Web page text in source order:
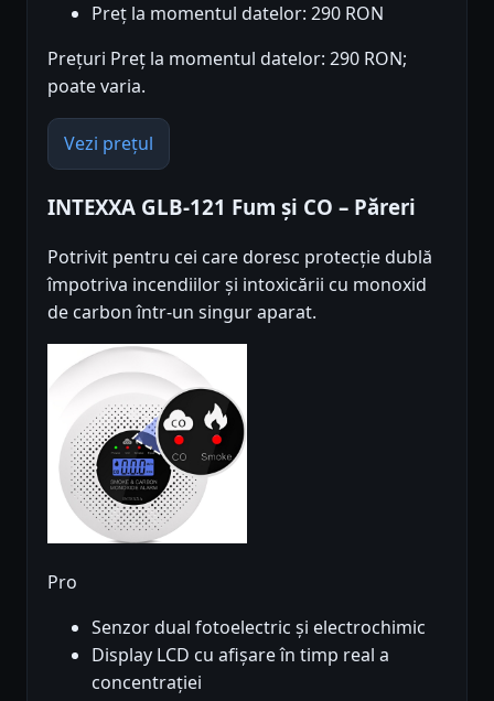
Preț la momentul datelor: 290 RON
Prețuri Preț la momentul datelor: 290 RON;
poate varia.
Vezi prețul
INTEXXA GLB-121 Fum și CO – Păreri
Potrivit pentru cei care doresc protecție dublă
împotriva incendiilor și intoxicării cu monoxid
de carbon într-un singur aparat.
Pro
Senzor dual fotoelectric și electrochimic
Display LCD cu afișare în timp real a
concentrației